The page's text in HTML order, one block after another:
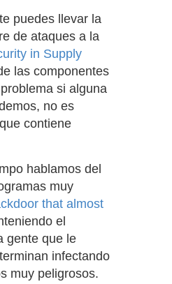
puedes llevar la
de ataques a la
in Supply
las componentes
si alguna
no es
contiene
hablamos del
muy
that almost
el
gente que le
infectando
muy peligrosos.